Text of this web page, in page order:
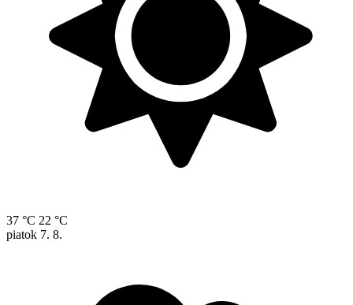
37 °C 22 °C
piatok 7. 8.